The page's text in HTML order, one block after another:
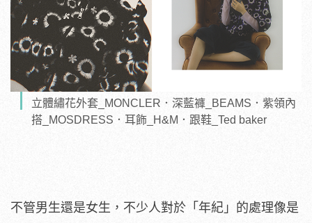
立體繡花外套_MONCLER．深藍褲_BEAMS．紫領內
搭_MOSDRESS．耳飾_H&M．跟鞋_Ted baker
不管男生還是女生，不少人對於「年紀」的處理像是